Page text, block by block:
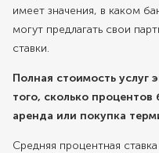
имеет значения, в каком
могут предлагать свои
ставки.
Полная стоимость услуг
того, сколько процентов
аренда или покупка
Средняя процентная